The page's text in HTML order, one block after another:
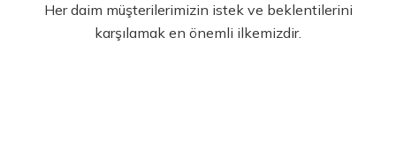
Her daim müşterilerimizin istek ve beklentilerini
karşılamak en önemli ilkemizdir.